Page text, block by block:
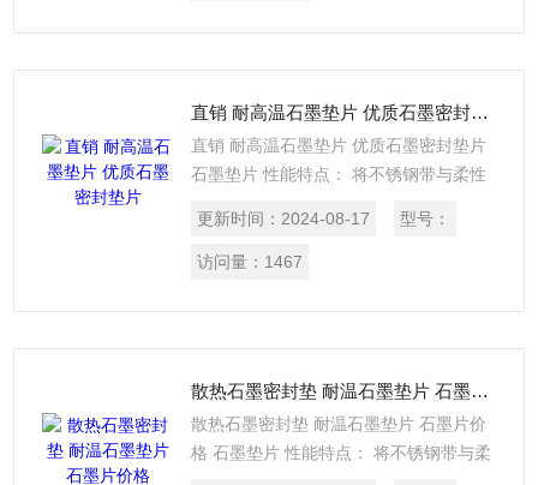
直销 耐高温石墨垫片 优质石墨密封垫片
直销 耐高温石墨垫片 优质石墨密封垫片
石墨垫片 性能特点： 将不锈钢带与柔性
绕，焊接端点而成。 主要用途：与高温、
高压的蒸汽、油气、溶剂、气体、传热介
更新时间： 2024-08-17 型号：
访问量： 1467
散热石墨密封垫 耐温石墨垫片 石墨片价格
散热石墨密封垫 耐温石墨垫片 石墨片价
格 石墨垫片 性能特点： 将不锈钢带与柔